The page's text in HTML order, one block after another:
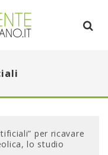
per ricavare
lo studio